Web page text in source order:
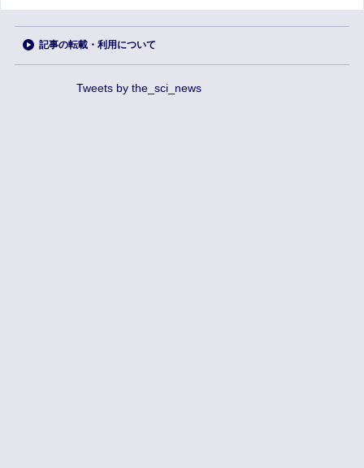
記事の転載・利用について
Tweets by the_sci_news